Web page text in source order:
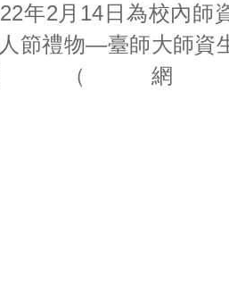
年2月14日為校內師
節禮物—臺師大師資
（網